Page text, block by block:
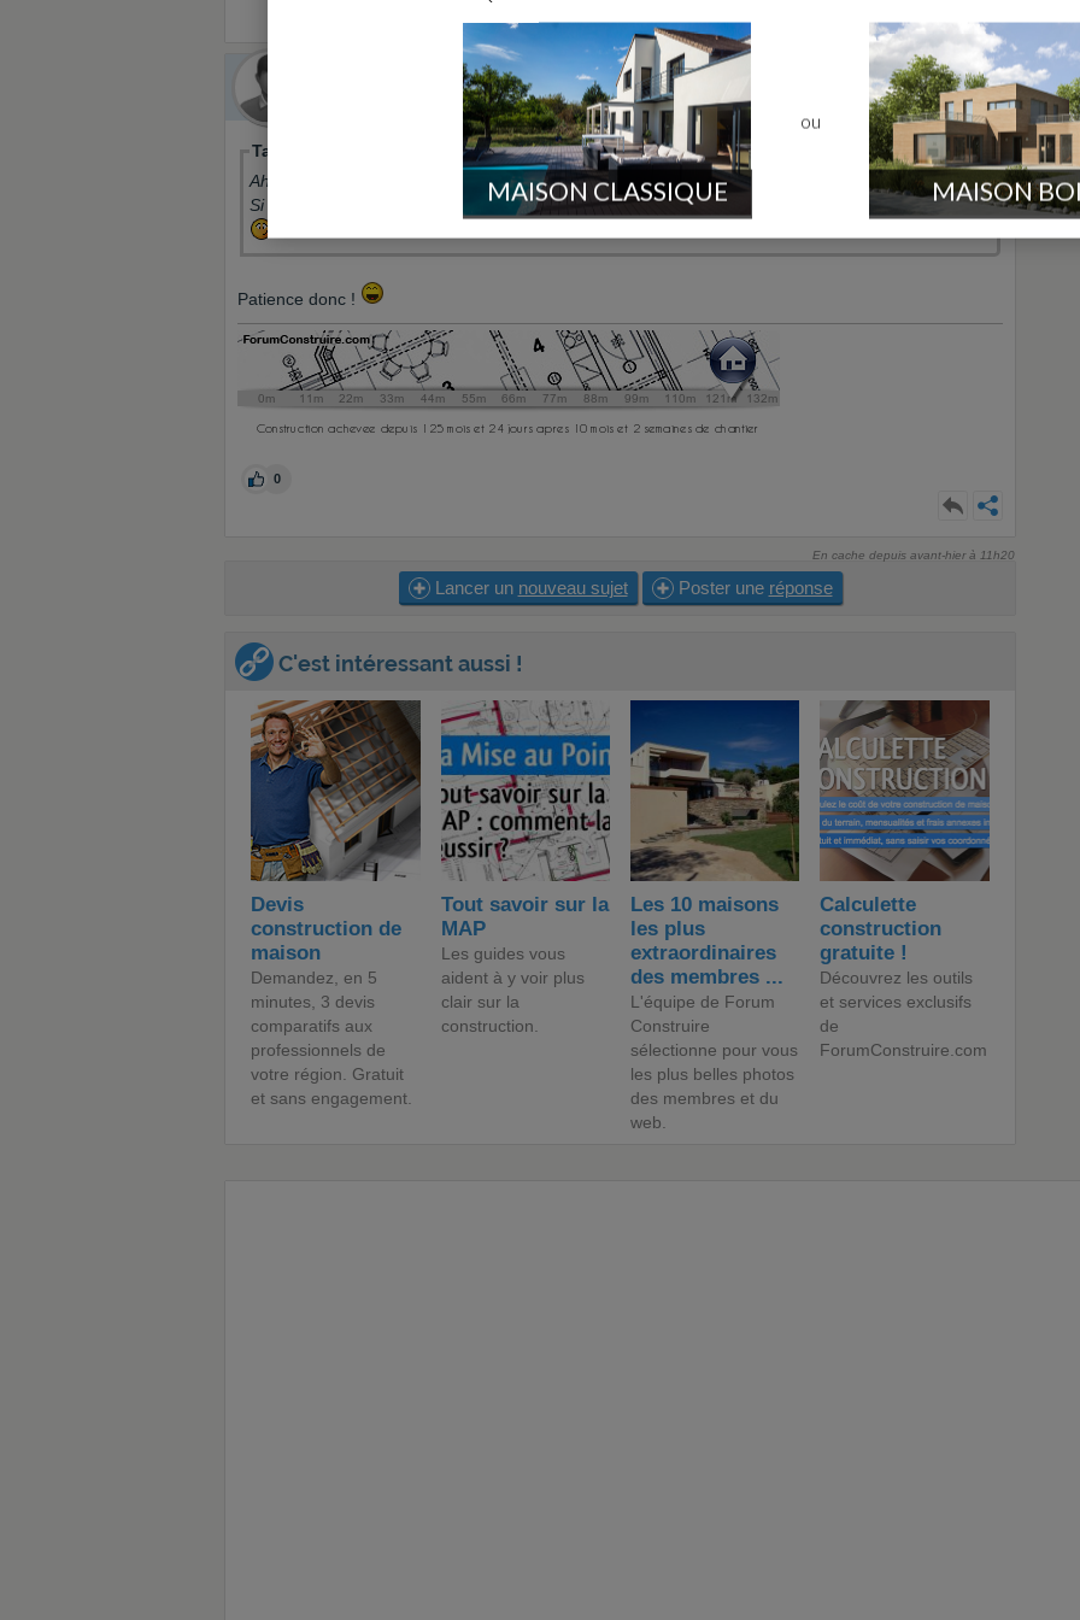
Audrey et Nicolas Auteur du sujet
Membre utile Env. 300 message Essonne
Tagada_fc a écrit:
Ah c'est sur qu'en faisant le récit après la construction, c'est plus compliqué.
Si on démarre au début, ça se fait naturellement ! Mais pas de soucis, ça arrivera courant 2016
Patience donc !
0
En cache depuis avant-hier à 11h20
Lancer un nouveau sujet Poster une réponse
C'est intéressant aussi !
Devis
construction de
maison
Demandez, en 5
minutes, 3 devis
comparatifs aux
professionnels de
votre région. Gratuit
et sans engagement.
Tout savoir sur la
MAP
Les guides vous
aident à y voir plus
clair sur la
construction.
Les 10 maisons
les plus
extraordinaires
des membres ...
L'équipe de Forum
Construire
sélectionne pour vous
les plus belles photos
des membres et du
web.
Calculette
construction
gratuite !
Découvrez les outils
et services exclusifs
de
ForumConstruire.com
MAISON CLASSIQUE
ou
MAISON